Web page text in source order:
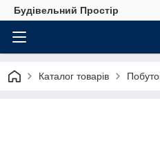
Будівельний Простір
Каталог товарів